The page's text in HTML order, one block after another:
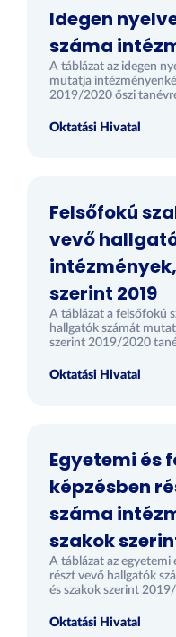
Idegen
száma
A táblázat az idegen
mutatja
2019/2020 őszi
Oktatási Hivatal
Felsőfokú
vevő
szerint 2019
A táblázat a felsőfokú
hallgatók számát
szerint 2019/2020
Oktatási Hivatal
Egyetemi és
képzésben
száma
szakok
A táblázat az egyetemi
részt vevő hallgatók
és szakok szerint
Oktatási Hivatal